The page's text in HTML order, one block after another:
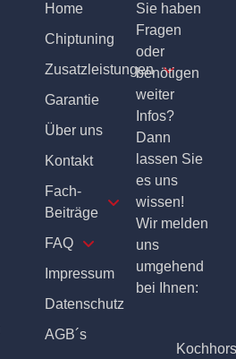
Home
Chiptuning
Zusatzleistungen
Garantie
Über uns
Kontakt
Fach-
Beiträge
FAQ
Impressum
Datenschutz
AGB´s
Sie haben
Fragen
oder
benötigen
weiter
Infos?
Dann
lassen Sie
es uns
wissen!
Wir melden
uns
umgehend
bei Ihnen: